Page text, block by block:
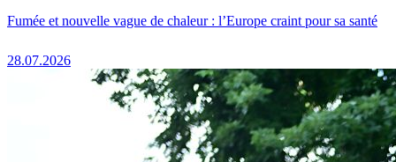
Fumée et nouvelle vague de chaleur : l’Europe craint pour sa santé
28.07.2026